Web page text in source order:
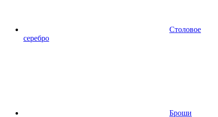
Столовое
серебро
Броши